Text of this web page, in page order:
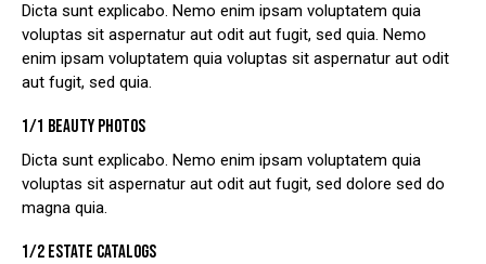
Dicta sunt explicabo. Nemo enim ipsam voluptatem quia
voluptas sit aspernatur aut odit aut fugit, sed quia. Nemo
enim ipsam voluptatem quia voluptas sit aspernatur aut odit
aut fugit, sed quia.
1/1 BEAUTY PHOTOS
Dicta sunt explicabo. Nemo enim ipsam voluptatem quia
voluptas sit aspernatur aut odit aut fugit, sed dolore sed do
magna quia.
1/2 ESTATE CATALOGS